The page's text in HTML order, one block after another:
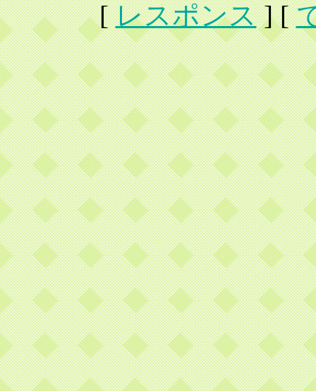
[レスポンス] [